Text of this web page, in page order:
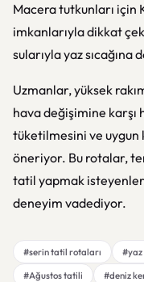
Macera tutkunları için
imkanlarıyla dikkat
sularıyla yaz
Uzmanlar, yüksek
hava değişimine karşı
tüketilmesini ve
öneriyor. Bu rotalar,
tatil yapmak
deneyim vadediyor.
#serin tatil rotaları
#Ağustos tatili
#deniz